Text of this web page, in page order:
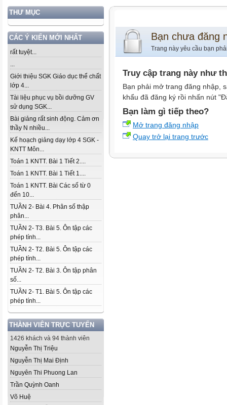
THƯ MỤC
CÁC Ý KIẾN MỚI NHẤT
rất tuyệt...
...
Giới thiệu SGK Giáo dục thể chất
lớp 4...
Tài liệu phục vụ bồi dưỡng GV
sử dụng SGK...
Bài giảng rất sinh động. Cảm ơn
thầy N nhiều...
Kế hoạch giảng dạy lớp 4 SGK -
KNTT Môn...
Toán 1 KNTT. Bài 1 Tiết 2....
Toán 1 KNTT. Bài 1 Tiết 1....
Toán 1 KNTT. Bài Các số từ 0
đến 10...
TUẦN 2- Bài 4. Phân số thập
phân...
TUẦN 2- T3. Bài 5. Ôn tập các
phép tính...
TUẦN 2- T2. Bài 5. Ôn tập các
phép tính...
TUẦN 2- T2. Bài 3. Ôn tập phân
số...
TUẦN 2- T1. Bài 5. Ôn tập các
phép tính...
THÀNH VIÊN TRỰC TUYẾN
1426 khách và 94 thành viên
Nguyễn Thị Triệu
Nguyễn Thị Mai Định
Nguyên Thi Phuong Lan
Trần Quỳnh Oanh
Võ Huệ
Bạn chưa đăng
Trang này yêu cầu bạn
Truy cập trang này như
Bạn phải mở trang đăng nhập,
khẩu đã đăng ký rồi nhấn nút
Bạn làm gì tiếp theo?
Mở trang đăng nhập
Quay trở lại trang trước